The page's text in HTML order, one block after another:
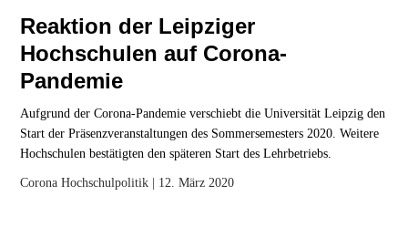
Reaktion der Leipziger
Hochschulen auf Corona-
Pandemie
Aufgrund der Corona-Pandemie verschiebt die Universität Leipzig den
Start der Präsenzveranstaltungen des Sommersemesters 2020. Weitere
Hochschulen bestätigten den späteren Start des Lehrbetriebs.
Corona Hochschulpolitik | 12. März 2020